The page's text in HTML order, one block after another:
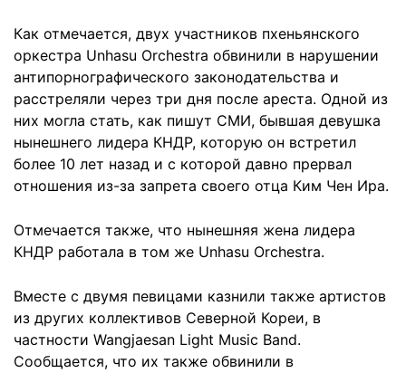
Как отмечается, двух участников пхеньянского
оркестра Unhasu Orchestra обвинили в нарушении
антипорнографического законодательства и
расстреляли через три дня после ареста. Одной из
них могла стать, как пишут СМИ, бывшая девушка
нынешнего лидера КНДР, которую он встретил
более 10 лет назад и с которой давно прервал
отношения из-за запрета своего отца Ким Чен Ира.
Отмечается также, что нынешняя жена лидера
КНДР работала в том же Unhasu Orchestra.
Вместе с двумя певицами казнили также артистов
из других коллективов Северной Кореи, в
частности Wangjaesan Light Music Band.
Сообщается, что их также обвинили в